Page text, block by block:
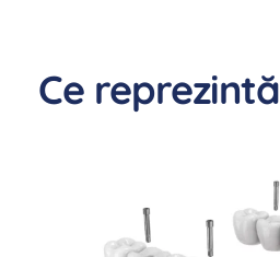
Ce reprezintă